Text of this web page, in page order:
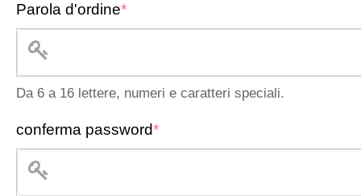
Parola d'ordine*
Da 6 a 16 lettere, numeri e caratteri speciali.
conferma password*